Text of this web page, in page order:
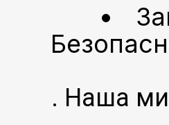
. Наша